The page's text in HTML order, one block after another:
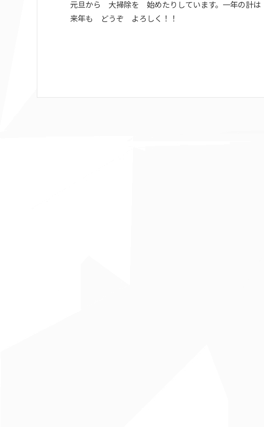
元旦から 大掃除を 始めたりしています。一年の計
来年も どうぞ よろしく！！